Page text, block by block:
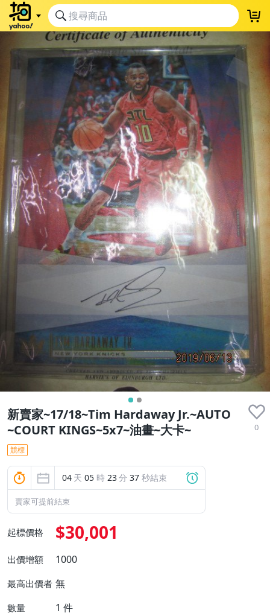
新賣家~17/18~Tim Hardaway Jr.~AUTO
~COURT KINGS~5x7~油畫~大卡~
0
競標
04 天 05 時 23分 37 秒結束
賣家可提前結束
起標價格 $30,001
出價增額 1000
最高出價者 無
數量 1 件